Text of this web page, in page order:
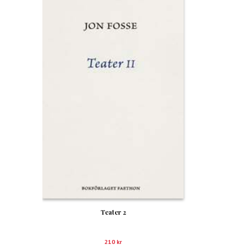
Teater 2
210 kr